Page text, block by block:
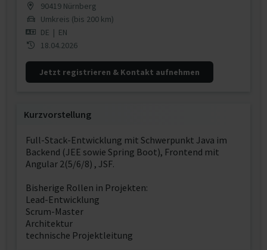
90419 Nürnberg
Umkreis (bis 200 km)
DE | EN
18.04.2026
Jetzt registrieren & Kontakt aufnehmen
Kurzvorstellung
Full-Stack-Entwicklung mit Schwerpunkt Java im
Backend (JEE sowie Spring Boot), Frontend mit
Angular 2(5/6/8) , JSF.
Bisherige Rollen in Projekten:
Lead-Entwicklung
Scrum-Master
Architektur
technische Projektleitung